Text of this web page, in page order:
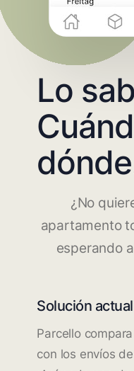
Lo
¿No
apartamento
esperando
Solución
Parcello
con los envíos